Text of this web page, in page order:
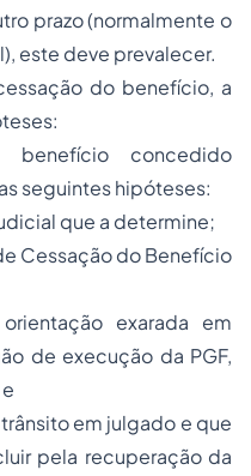
prazo (normalmente o
este deve prevalecer.
do benefício, a
concedido
seguintes hipóteses:
que a determine;
Cessação do Benefício
exarada em
de execução da PGF,
em julgado e que
pela recuperação da